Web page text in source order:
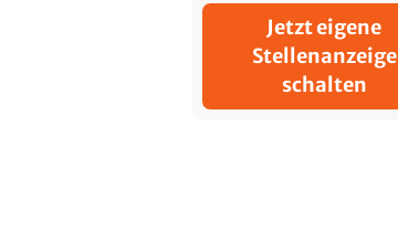
Jetzt eigene
Stellenanzeige
schalten